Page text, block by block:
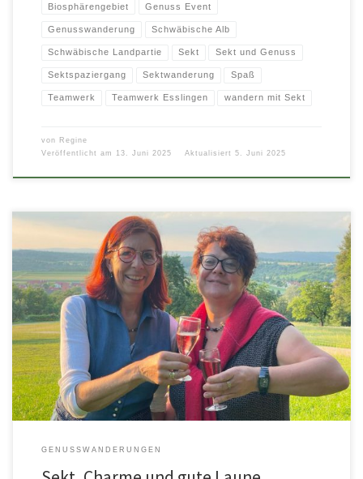
Biosphärengebiet Genuss Event
Genusswanderung Schwäbische Alb
Schwäbische Landpartie Sekt Sekt und Genuss
Sektspaziergang Sektwanderung Spaß
Teamwerk Teamwerk Esslingen wandern mit Sekt
von Regine
Veröffentlicht am
13. Juni 2025 Aktualisiert 5. Juni 2025
l…denn die Welt gehört dem, der Sie genießt…(G.Leopardi) Man kann
spazieren gehen, ohne Sekt zu trinken. Man kann aber auch […]
GENUSSWANDERUNGEN